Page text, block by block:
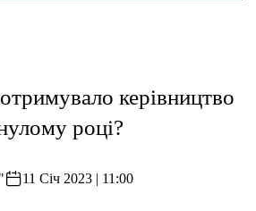
керівництво
році?
11 Січ 2023 | 11:00